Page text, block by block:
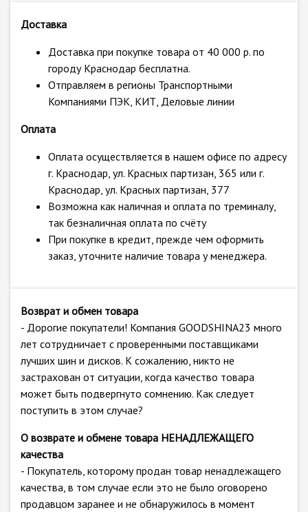
Доставка
Доставка при покупке товара от 40 000 р. по
городу Краснодар бесплатна.
Отправляем в регионы Транспортными
Компаниями ПЭК, КИТ, Деловые линии
Оплата
Оплата осуществляется в нашем офисе по адресу
г. Краснодар, ул. Красных партизан, 365 или г.
Краснодар, ул. Красных партизан, 377
Возможна как наличная и оплата по треминалу,
так безналичная оплата по счёту
При покупке в кредит, прежде чем оформить
заказ, уточните наличие товара у менеджера.
Возврат и обмен товара
- Дорогие покупатели! Компания GOODSHINA23 много
лет сотрудничает с проверенными поставщиками
лучших шин и дисков. К сожалению, никто не
застрахован от ситуации, когда качество товара
может быть подвергнуто сомнению. Как следует
поступить в этом случае?
О возврате и обмене товара НЕНАДЛЕЖАЩЕГО
качества
- Покупатель, которому продан товар ненадлежащего
качества, в том случае если это не было оговорено
продавцом заранее и не обнаружилось в момент